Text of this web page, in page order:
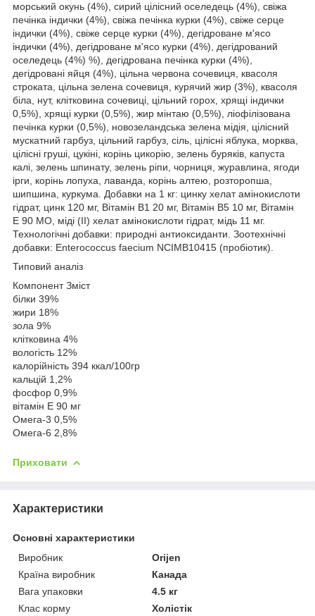
морський окунь (4%), сирий цілісний оселедець (4%), свіжа
печінка індички (4%), свіжа печінка курки (4%), свіже серце
індички (4%), свіже серце курки (4%), дегідроване м'ясо
індички (4%), дегідроване м'ясо курки (4%), дегідрований
оселедець (4%) %), дегідрована печінка курки (4%),
дегідровані яйця (4%), цільна червона сочевиця, квасоля
строката, цільна зелена сочевиця, курячий жир (3%), квасоля
біла, нут, клітковина сочевиці, цільний горох, хрящі індички
0,5%), хрящі курки (0,5%), жир мінтаю (0,5%), ліофілізована
печінка курки (0,5%), новозеландська зелена мідія, цілісний
мускатний гарбуз, цільний гарбуз, сіль, цілісні яблука, морква,
цілісні груші, цукіні, корінь цикорію, зелень буряків, капуста
калі, зелень шпинату, зелень ріпи, чорниця, журавлина, ягоди
ірги, корінь лопуха, лаванда, корінь алтею, розторопша,
шипшина, куркума. Добавки на 1 кг: цинку хелат амінокислоти
гідрат, цинк 120 мг, Вітамін B1 20 мг, Вітамін B5 10 мг, Вітамін
E 90 МО, міді (II) хелат амінокислоти гідрат, мідь 11 мг.
Технологічні добавки: природні антиоксиданти. Зоотехнічні
добавки: Enterococcus faecium NCIMB10415 (пробіотик).
Типовий аналіз
Компонент Зміст
білки 39%
жири 18%
зола 9%
клітковина 4%
вологість 12%
калорійність 394 ккал/100гр
кальцій 1,2%
фосфор 0,9%
вітамін Е 90 мг
Омега-3 0,5%
Омега-6 2,8%
Приховати
Характеристики
Основні характеристики
Виробник
Orijen
Країна виробник
Канада
Вага упаковки
4.5 кг
Клас корму
Холістік